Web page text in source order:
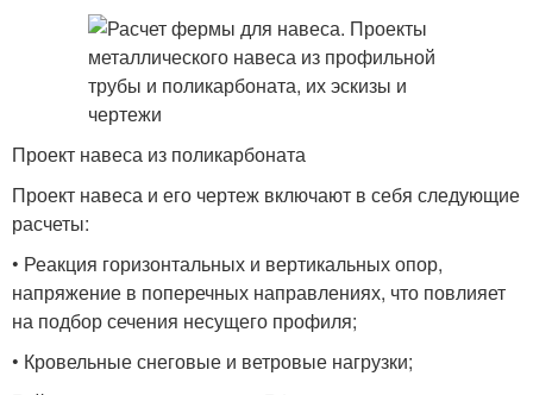
Проект навеса из поликарбоната
Проект навеса и его чертеж включают в себя следующие
расчеты:
• Реакция горизонтальных и вертикальных опор,
напряжение в поперечных направлениях, что повлияет
на подбор сечения несущего профиля;
• Кровельные снеговые и ветровые нагрузки;